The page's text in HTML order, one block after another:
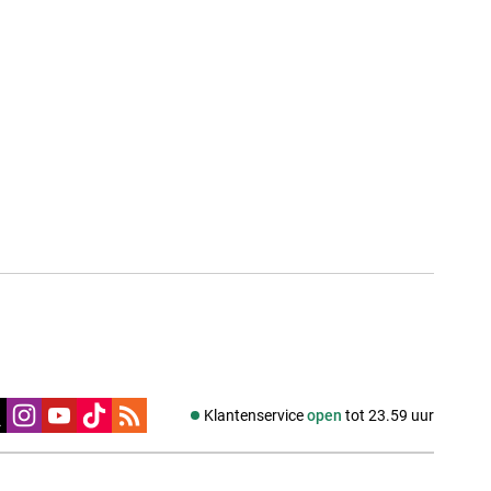
Klantenserviceopen tot 23.59 uur